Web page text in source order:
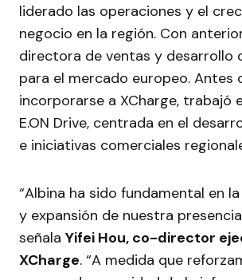
liderado las operaciones y el
negocio en la región. Con
directora de ventas y desarrollo
para el mercado europeo. Antes
incorporarse a XCharge, trabajó
E.ON Drive, centrada en el
e iniciativas comerciales
“Albina ha sido fundamental en
y expansión de nuestra
señala Yifei Hou, co-director
XCharge. “A medida que